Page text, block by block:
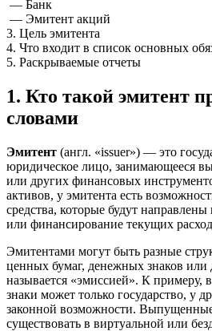
— Банк
— Эмитент акций
3. Цель эмитента
4. Что входит в список основных
5. Раскрываемые отчеты
1. Кто такой эмитент
словами
Эмитент (англ. «issuer») — это
юридическое лицо, занимающееся
или других финансовых
активов, у эмитента есть
средства, которые будут
или финансирование текущих
Эмитентами могут быть разные
ценных бумаг, денежных знаков или
называется «эмиссией». К примеру,
знаки может только государство, у
законной возможности.
существовать в виртуальной или